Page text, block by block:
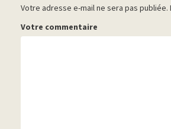
Votre adresse e-mail ne sera pas publiée.
Votre commentaire